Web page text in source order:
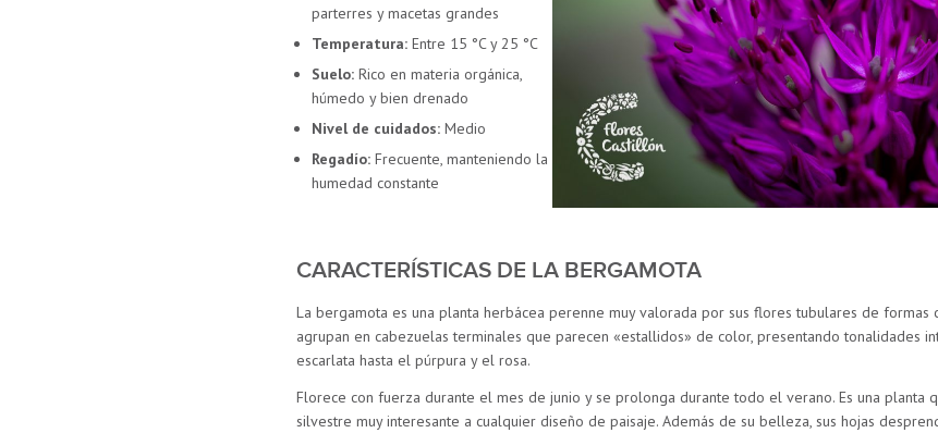
parterres y macetas grandes
Temperatura:Entre 15 °C y 25 °C
Suelo: Rico en materia orgánica,
húmedo y bien drenado
Nivel de cuidados: Medio
Regadío:Frecuente, manteniendo la
humedad constante
CARACTERÍSTICAS DE LA BERGAMOTA
La bergamota es una planta herbácea perenne muy valorada por sus flores tubulares de formas
agrupan en cabezuelas terminales que parecen «estallidos» de color, presentando tonalidades
escarlata hasta el púrpura y el rosa.
Florece con fuerza durante el mes de junio y se prolonga durante todo el verano. Es una planta
silvestre muy interesante a cualquier diseño de paisaje. Además de su belleza, sus hojas